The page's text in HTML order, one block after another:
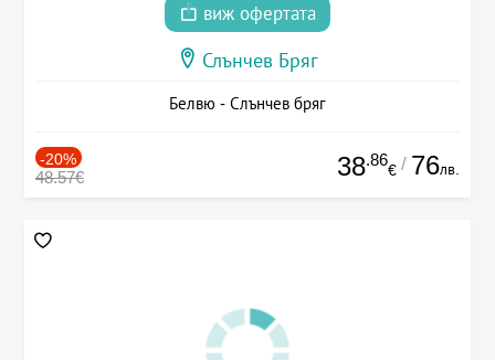
виж офертата
Слънчев Бряг
Белвю - Слънчев бряг
-20%
48.57€ 38.86
€ / 76лв.